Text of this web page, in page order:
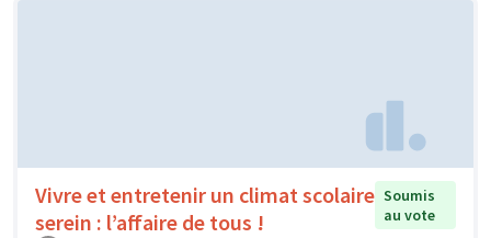
Vivre et entretenir un climat scolaire
serein : l’affaire de tous !
Soumis
au vote